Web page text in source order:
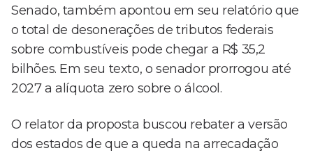
Senado, também apontou em seu relatório que
o total de desonerações de tributos federais
sobre combustíveis pode chegar a R$ 35,2
bilhões. Em seu texto, o senador prorrogou até
2027 a alíquota zero sobre o álcool.
O relator da proposta buscou rebater a versão
dos estados de que a queda na arrecadação